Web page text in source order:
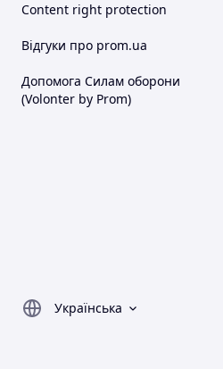
Content right protection
Відгуки про prom.ua
Допомога Силам оборони
(Volonter by Prom)
Українська